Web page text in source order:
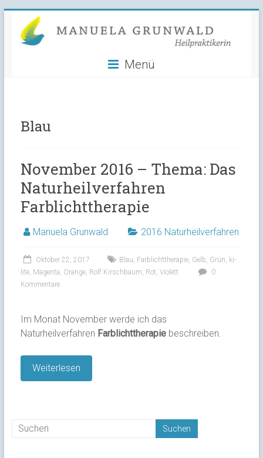
content
Manuela
Grunwald
Menü
Blau
November 2016 – Thema: Das
Naturheilverfahren
Farblichttherapie
Manuela Grunwald 2016 Naturheilverfahren
Oktober 22, 2017 Blau Farblichttherapie, Gelb Grün
ki-
lite, Magenta Orange, Rolf Kirschbaum Rot Violett
0
Kommentare
Im Monat November werde ich das
Naturheilverfahren Farblichttherapiebeschreiben.
Weiterlesen